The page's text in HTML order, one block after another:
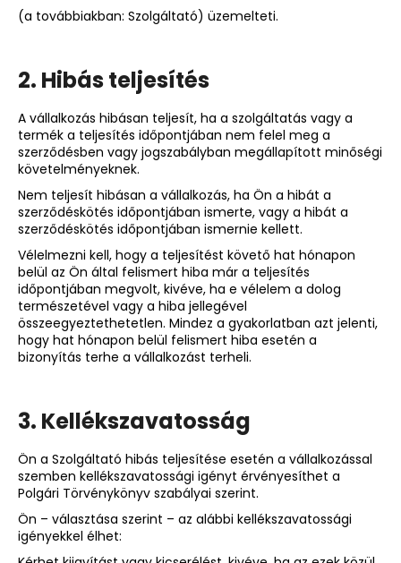
(a továbbiakban: Szolgáltató) üzemelteti.
2. Hibás teljesítés
A vállalkozás hibásan teljesít, ha a szolgáltatás vagy a
termék a teljesítés időpontjában nem felel meg a
szerződésben vagy jogszabályban megállapított minőségi
követelményeknek.
Nem teljesít hibásan a vállalkozás, ha Ön a hibát a
szerződéskötés időpontjában ismerte, vagy a hibát a
szerződéskötés időpontjában ismernie kellett.
Vélelmezni kell, hogy a teljesítést követő hat hónapon
belül az Ön által felismert hiba már a teljesítés
időpontjában megvolt, kivéve, ha e vélelem a dolog
természetével vagy a hiba jellegével
összeegyeztethetetlen. Mindez a gyakorlatban azt jelenti,
hogy hat hónapon belül felismert hiba esetén a
bizonyítás terhe a vállalkozást terheli.
3. Kellékszavatosság
Ön a Szolgáltató hibás teljesítése esetén a vállalkozással
szemben kellékszavatossági igényt érvényesíthet a
Polgári Törvénykönyv szabályai szerint.
Ön – választása szerint – az alábbi kellékszavatossági
igényekkel élhet: